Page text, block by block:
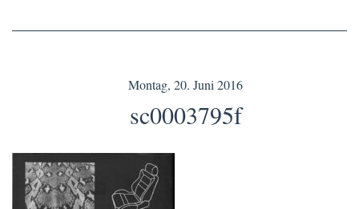
Montag, 20. Juni 2016
sc0003795f